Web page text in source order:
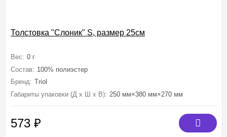
Толстовка "Слоник" S, размер 25см
Вес: 0 г
Состав: 100% полиэстер
Бренд: Triol
Габариты упаковки (Д х Ш х В): 250 мм×380 мм×270 мм
573 ₽